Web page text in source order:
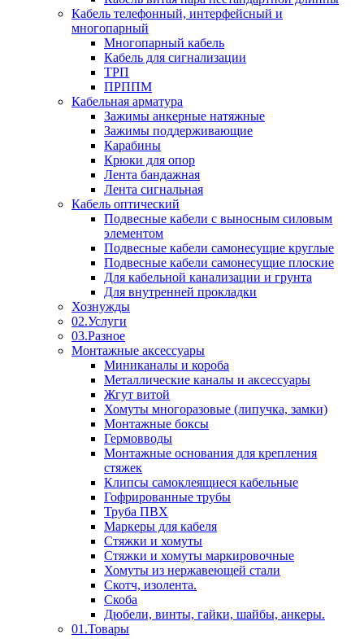
Кабель телефонный, интерфейсный и
многопарный
Многопарный кабель
Кабель для сигнализации
ТРП
ПРППМ
Кабельная арматура
Зажимы анкерные натяжные
Зажимы поддерживающие
Карабины
Крюки для опор
Лента бандажная
Лента сигнальная
Кабель оптический
Подвесные кабели с выносным силовым
элементом
Подвесные кабели самонесущие круглые
Подвесные кабели самонесущие плоские
Для кабельной канализации и грунта
Для внутренней прокладки
Хознужды
02.Услуги
03.Разное
Монтажные аксессуары
Миниканалы и короба
Металлические каналы и аксессуары
Жгут витой
Хомуты многоразовые (липучка, замки)
Монтажные боксы
Гермовводы
Монтажные основания для крепления
стяжек
Клипсы самоклеящиеся кабельные
Гофрированные трубы
Труба ПВХ
Маркеры для кабеля
Стяжки и хомуты
Стяжки и хомуты маркировочные
Хомуты из нержавеющей стали
Скотч, изолента.
Скоба
Дюбели, винты, гайки, шайбы, анкеры.
01.Товары